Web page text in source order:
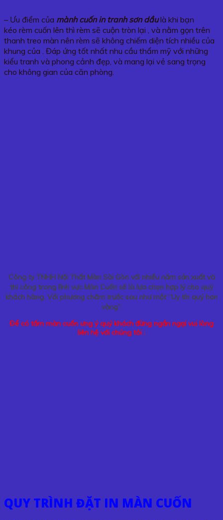
– Ưu điểm của mành cuốn in tranh sơn dầulà khi bạn
kéo rèm cuốn lên thì rèm sẽ cuộn tròn lại , và nằm gọn trên
thanh treo màn nên rèm sẽ không chiếm diện tích nhiều của
khung của . Đáp ứng tốt nhất nhu cầu thẩm mỹ với những
kiểu tranh và phong cảnh đẹp, và mang lại vẻ sang trọng
cho không gian của căn phòng.
Công ty TNHH Nội Thất Màn Sài Gòn với nhiều năm sản xuất và
thi công trong lĩnh vực Màn Cuốn sẽ là lựa chọn hợp lý cho quý
khách hàng. Với phương châm trước sau như một “Uy tín quý hơn
vàng”.
Để có tấm màn cuốn ưng ý quý khách đừng ngần ngại vui lòng
liên hệ với chúng tôi :
QUY TRÌNH ĐẶT IN MÀN CUỐN